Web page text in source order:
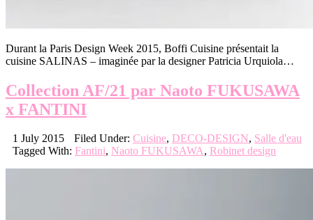
Durant la Paris Design Week 2015, Boffi Cuisine présentait la
cuisine SALINAS – imaginée par la designer Patricia Urquiola…
Collection AF/21 par Naoto FUKUSAWA
x FANTINI
1 July 2015 Filed Under: Cuisine, DECO-DESIGN, Salle d'eau
Tagged With: Fantini, Naoto FUKUSAWA, Robinet design